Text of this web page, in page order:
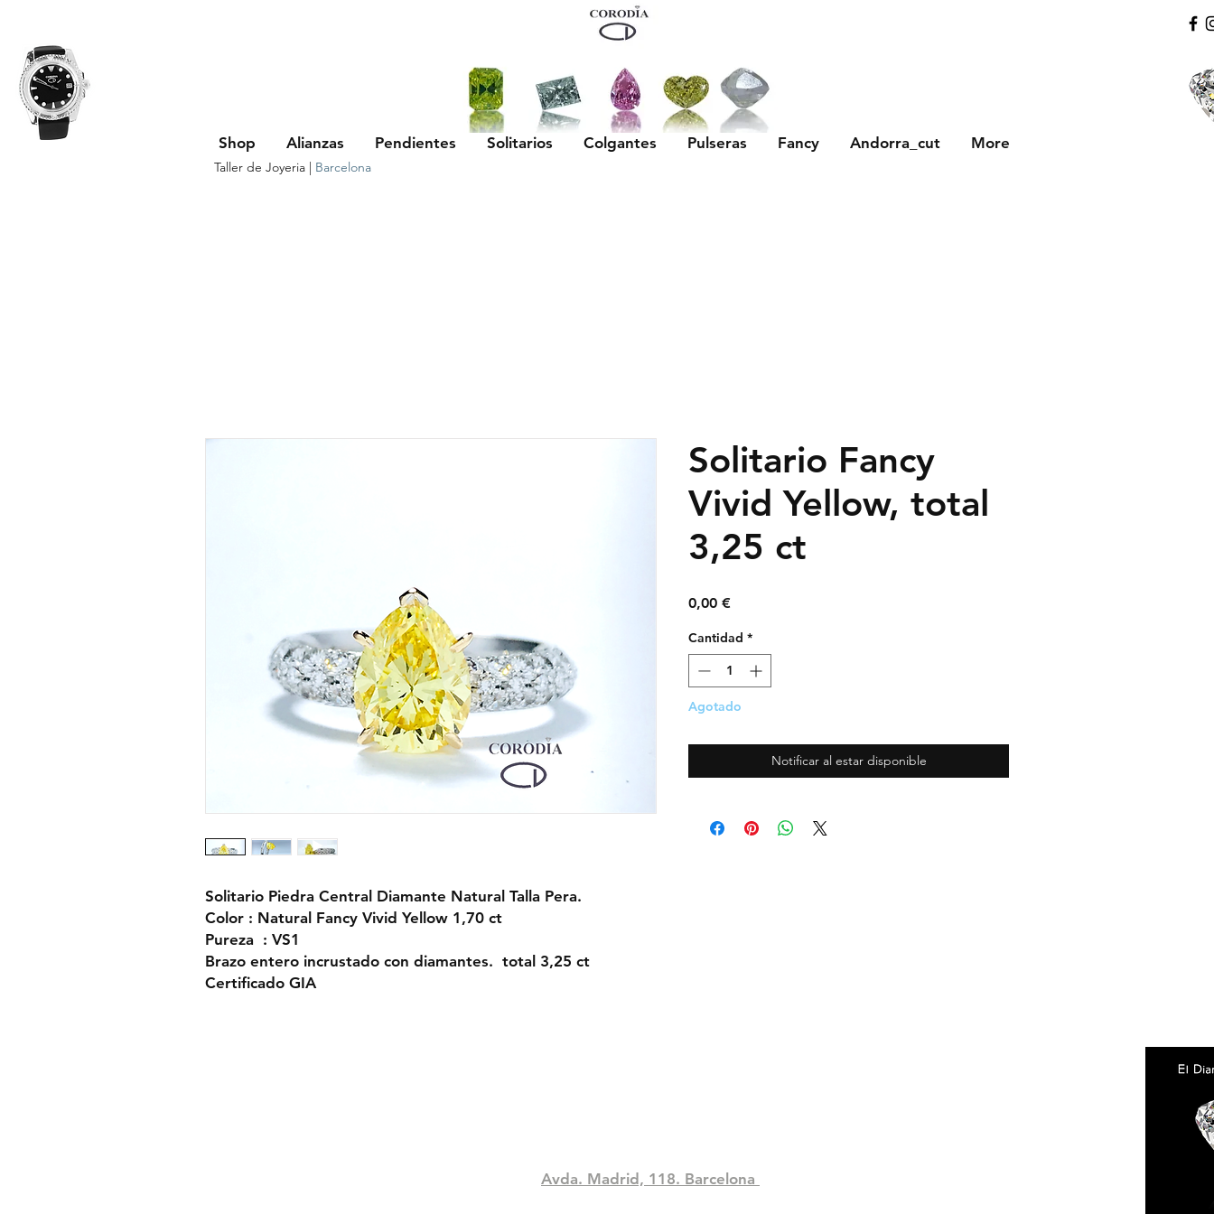
Shop Alianzas Pendientes Solitarios Colgantes Pulseras Fancy Andorra_cut More
Taller de Joyeria | Barcelona
Solitario Piedra Central Diamante Natural Talla Pera.
Color : Natural Fancy Vivid Yellow 1,70 ct
Pureza : VS1
Brazo entero incrustado con diamantes. total 3,25 ct
Certificado GIA
Solitario Fancy
Vivid Yellow, total
3,25 ct
0,00 €Precio
Cantidad *
Agotado
Notificar al estar disponible
Avda. Madrid, 118. Barcelona